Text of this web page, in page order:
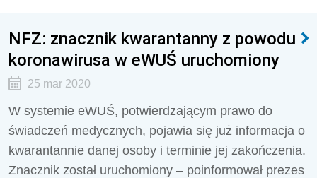
NFZ: znacznik kwarantanny z powodu
koronawirusa w eWUŚ uruchomiony
25 mar 2020
W systemie eWUŚ, potwierdzającym prawo do
świadczeń medycznych, pojawia się już informacja o
kwarantannie danej osoby i terminie jej zakończenia.
Znacznik został uruchomiony – poinformował prezes